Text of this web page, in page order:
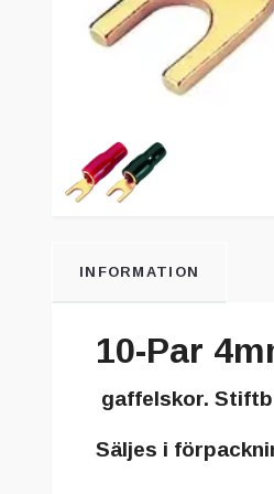
INFORMATION
10-Par
gaffelskor.
Säljes i